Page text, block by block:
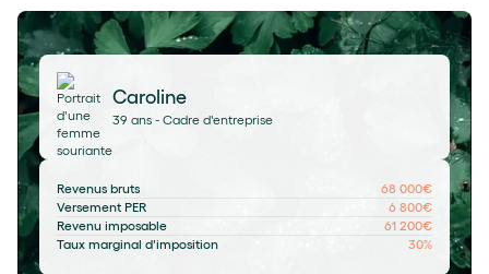
Caroline
39 ans - Cadre d'entreprise
Revenus bruts
68 000€
Versement PER
6 800€
Revenu imposable
61 200€
Taux marginal d'imposition
30%